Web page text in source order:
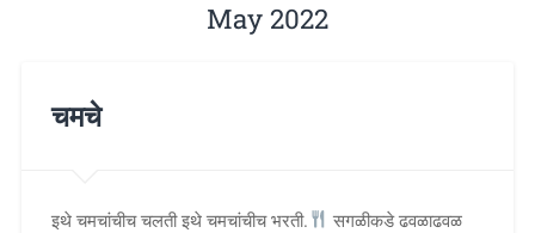
May 2022
चमचे
इथे चमचांचीच चलती इथे चमचांचीच भरती.
सगळीकडे ढवळाढवळ